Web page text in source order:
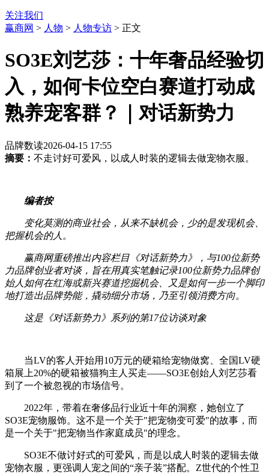
关注我们
赢商网 > 人物 > 人物专访 > 正文
SO3E刘艺莎：十年奢品经验切
入，如何卡位空白赛道打动成
熟养宠客群？｜对话新势力
品牌数读2026-04-15 17:55
摘要： 不走讨好可爱风，以成人时装的逻辑去做宠物衣服。
编者按
变化莫测的商业社会，从来不缺机会，少的是发现机会、
把握机会的人。
赢商网重磅推出内容栏目《对话新势力》，与100位新势
力品牌创业者对谈，旨在用真实笔触记录100位新势力品牌创
始人如何在红海或新兴赛道挖掘机会、又是如何一步一个脚印
地打造出品牌势能，撬动细分市场，乃至引领消费方向。
这是《对话新势力》系列的第17位访谈对象
当LV的客人开始用10万元的硬箱给宠物做窝、全国LV硬
箱展上20%的硬箱被猫狗主人买走——SO3E创始人刘艺莎看
到了一个被忽视的市场信号。
2022年，带着在奢侈品行业近十年的洞察，她创立了
SO3E宠物服饰。这不是一个关于"把宠物变可爱"的故事，而
是一个关于"把宠物当作家庭成员"的理念。
SO3E不做讨好式的可爱风，而是以成人时装的逻辑去做
宠物衣服，更强调人宠之间的“亲子装”搭配。Z世代的个性卫